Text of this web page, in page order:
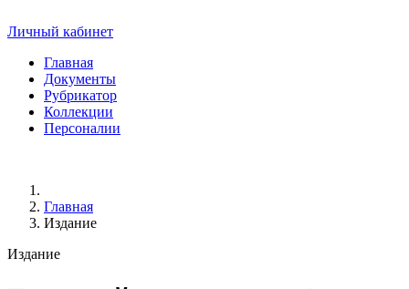
Личный кабинет
Главная
Документы
Рубрикатор
Коллекции
Персоналии
Главная
Издание
Издание